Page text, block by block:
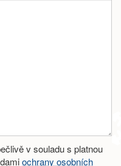
v souladu s platnou
ochrany osobních